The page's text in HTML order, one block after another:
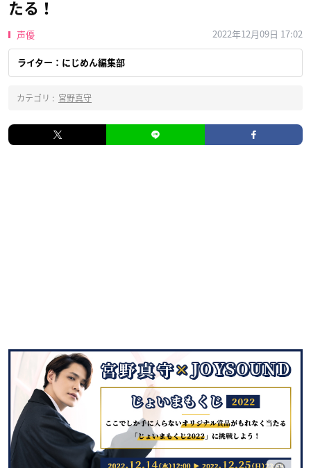
たる！
声優 2022年12月09日 17:02
ライター：にじめん編集部
カテゴリ : 宮野真守